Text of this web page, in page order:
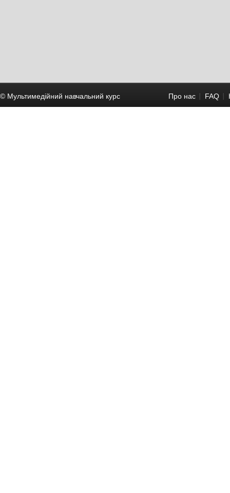
© Мультимедійний навчальний курc Про нас FAQ